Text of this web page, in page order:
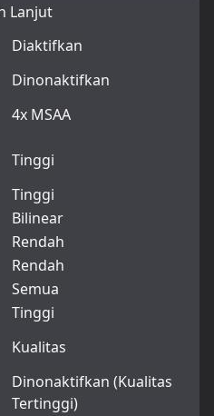
Lanjut
Diaktifkan
Dinonaktifkan
4x MSAA
Tinggi
Tinggi
Bilinear
Rendah
Rendah
Semua
Tinggi
Kualitas
Dinonaktifkan (Kualitas
Tertinggi)